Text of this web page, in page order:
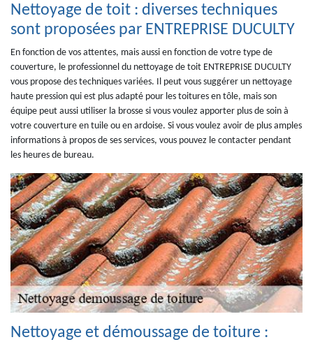
Nettoyage de toit : diverses techniques
sont proposées par ENTREPRISE DUCULTY
En fonction de vos attentes, mais aussi en fonction de votre type de
couverture, le professionnel du nettoyage de toit ENTREPRISE DUCULTY
vous propose des techniques variées. Il peut vous suggérer un nettoyage
haute pression qui est plus adapté pour les toitures en tôle, mais son
équipe peut aussi utiliser la brosse si vous voulez apporter plus de soin à
votre couverture en tuile ou en ardoise. Si vous voulez avoir de plus amples
informations à propos de ses services, vous pouvez le contacter pendant
les heures de bureau.
Nettoyage et démoussage de toiture :